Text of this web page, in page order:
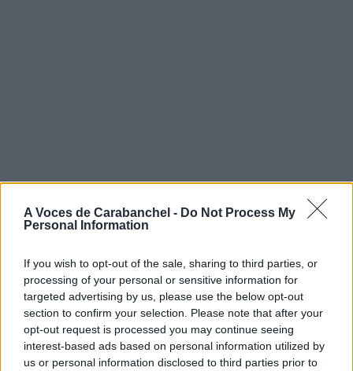
A Voces de Carabanchel - Do Not Process My
Personal Information
If you wish to opt-out of the sale, sharing to third parties, or
processing of your personal or sensitive information for
targeted advertising by us, please use the below opt-out
section to confirm your selection. Please note that after your
opt-out request is processed you may continue seeing
interest-based ads based on personal information utilized by
us or personal information disclosed to third parties prior to